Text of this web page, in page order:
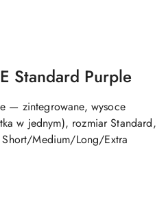
Standard Purple
— zintegrowane, wysoce
w jednym), rozmiar Standard,
Medium/Long/Extra